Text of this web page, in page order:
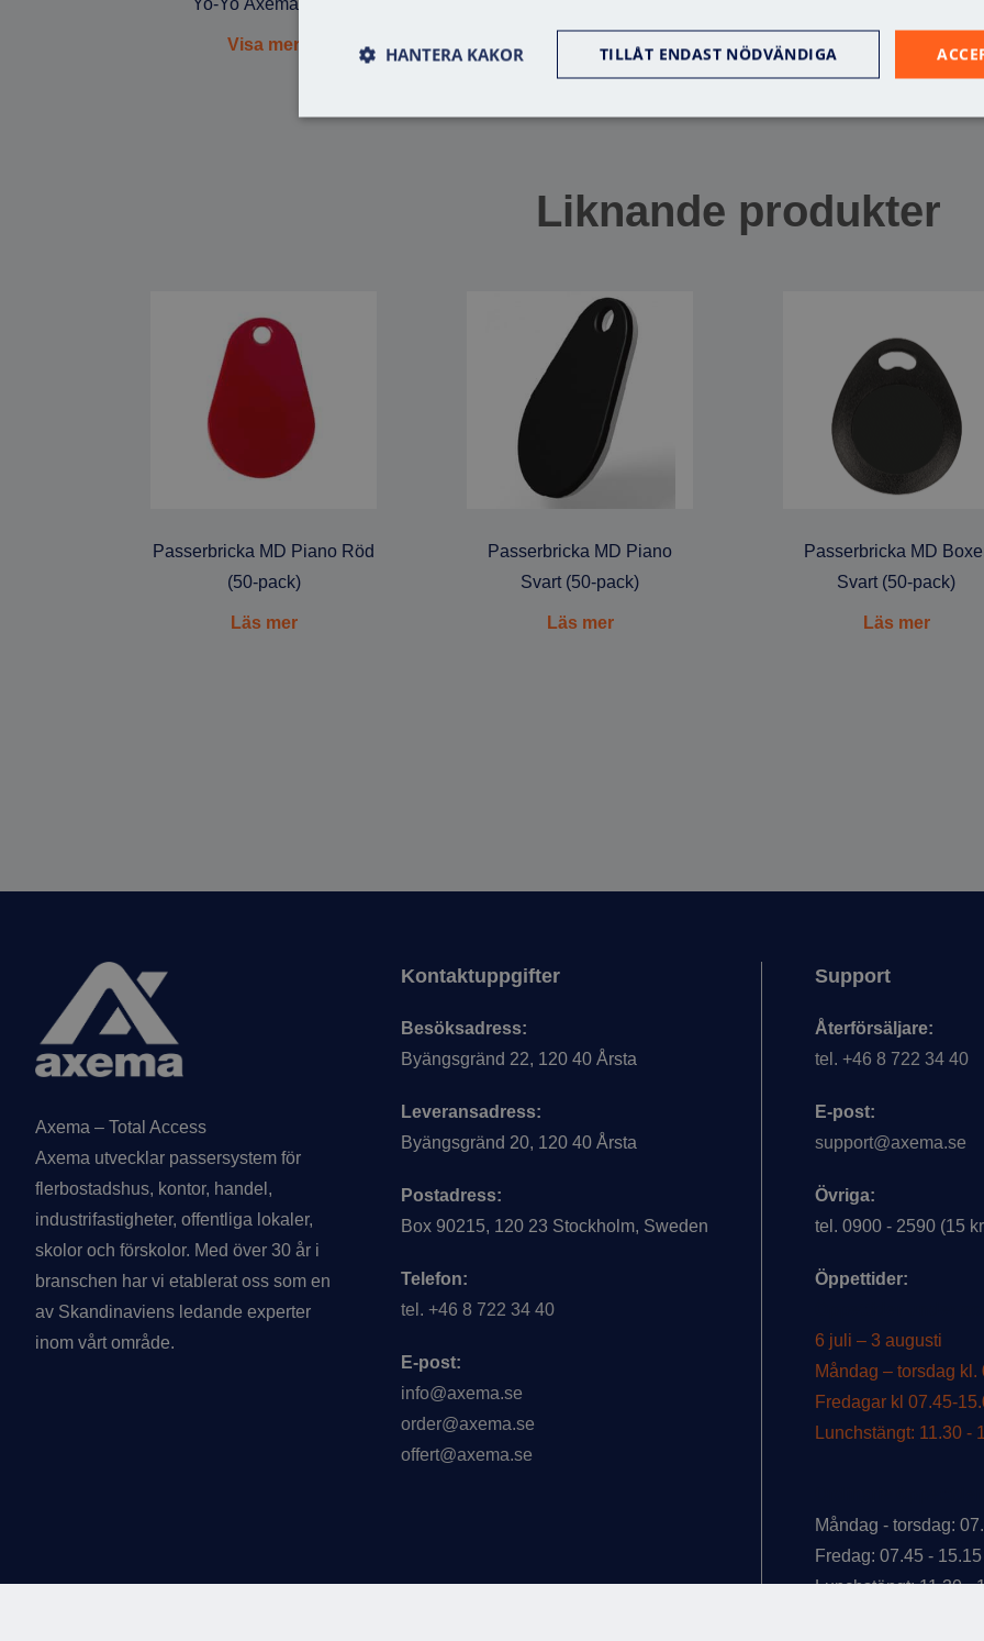
Yo-Yo Axema Mini
Visa mer
Yo-Yo Axema HD
Visa mer
Bordsläsare EM/MF
Liknande produkter
Passerbricka MD Piano Röd
(50-pack)
Läs mer
Passerbricka MD Piano
Svart (50-pack)
Läs mer
Passerbricka MD
Svart (50-pack)
Läs mer
Axema – Total Access
Axema utvecklar passersystem för
flerbostadshus, kontor, handel,
industrifastigheter, offentliga lokaler,
skolor och förskolor. Med över 30 år i
branschen har vi etablerat oss som en
av Skandinaviens ledande experter
inom vårt område.
Kontaktuppgifter
Besöksadress:
Byängsgränd 22, 120 40 Årsta
Leveransadress:
Byängsgränd 20, 120 40 Årsta
Postadress:
Box 90215, 120 23 Stockholm, Sweden
Telefon:
tel. +46 8 722 34 40
E-post:
info@axema.se
order@axema.se
offert@axema.se
Support
Återförsäljare:
tel. +46 8 722 34 40
E-post:
support@axema.se
Övriga:
tel. 0900 - 2590 (15
Öppettider:
6 juli – 3 augusti
Måndag – torsdag kl.
Fredagar kl 07.45-
Lunchstängt: 11.30 -
Måndag - torsdag:
Fredag: 07.45 - 15.15
Lunchstängt: 11.30 -
TILLÅT ENDAST NÖDVÄNDIGA
HANTERA KAKOR